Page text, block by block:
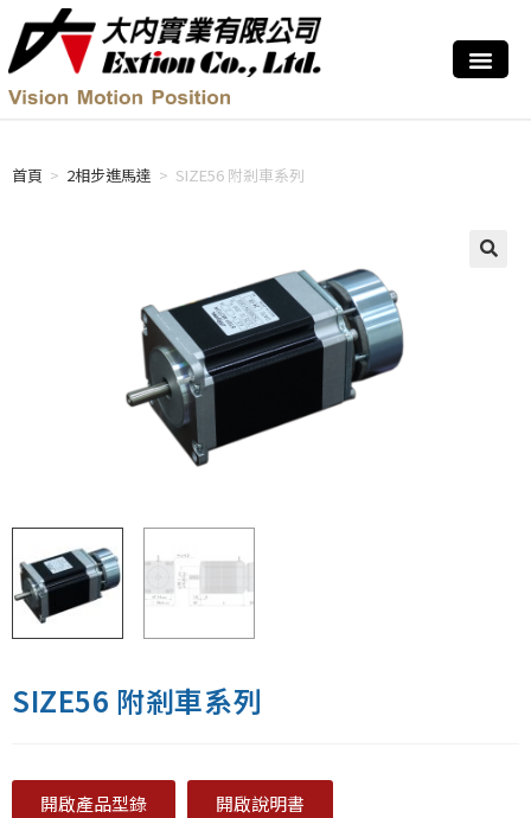
首頁 > 2相步進馬達 > SIZE56 附剎車系列
SIZE56 附剎車系列
開啟產品型錄 開啟說明書